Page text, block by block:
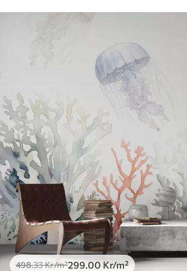
Standard
/m²
Premium
631 379 .00
Premiumvinyl
725 .00435 .00 Kr /m²
Peel and Stick
900 .00Kr/m²
498.33Kr/m²299.00 Kr/m²